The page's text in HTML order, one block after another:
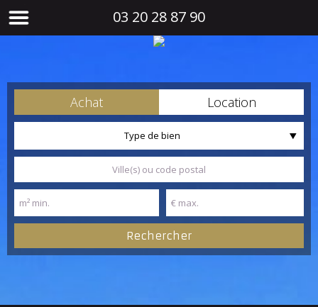
03 20 28 87 90
Achat Location
Type de bien